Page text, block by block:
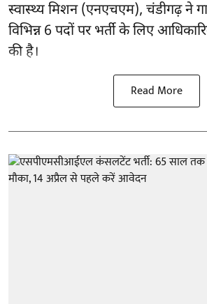
स्वास्थ्य मिशन (एनएचएम), चंडीगढ़ ने
विभिन्न 6 पदों पर भर्ती के लिए
की है।
Read More